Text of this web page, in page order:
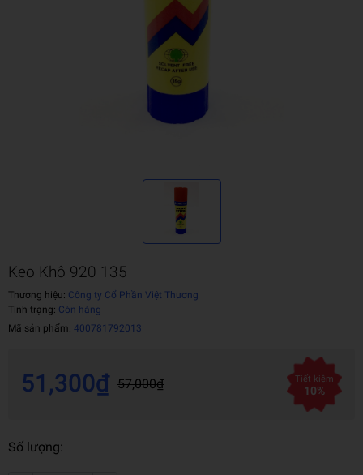
Keo Khô 920 135
Thương hiệu: Công ty Cổ Phần Việt Thương
Tình trạng: Còn hàng
Mã sản phẩm: 400781792013
51,300₫ 57,000₫ Tiết kiệm
10%
Số lượng: